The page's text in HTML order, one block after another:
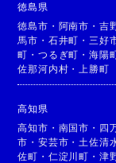
徳島県
徳島市 ・ 阿南市 ・ 吉
馬市 ・ 石井町 ・ 三好
町 ・つるぎ町 ・海陽
佐那河内村 ・ 上勝町
高知県
高知市 ・ 南国市 ・ 四
市 ・安芸市 ・ 土佐清
佐町 ・ 仁淀川町 ・ 津